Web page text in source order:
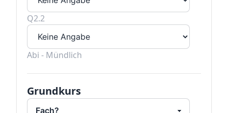
Q2.2
Abi - Mündlich
Grundkurs